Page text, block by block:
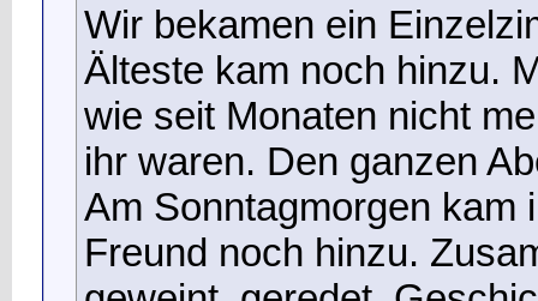
Wir bekamen ein
Älteste kam noch hinzu.
wie seit Monaten nicht
ihr waren. Den ganzen
Am Sonntagmorgen kam
Freund noch hinzu.